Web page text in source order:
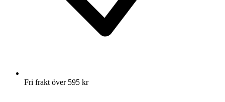
Fri frakt över 595 kr